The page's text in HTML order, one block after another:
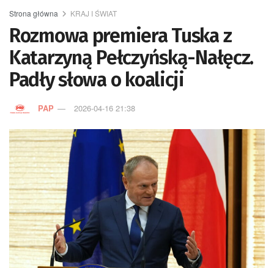
Strona główna KRAJ I ŚWIAT
Rozmowa premiera Tuska z
Katarzyną Pełczyńską-Nałęcz.
Padły słowa o koalicji
PAP 2026-04-16 21:38